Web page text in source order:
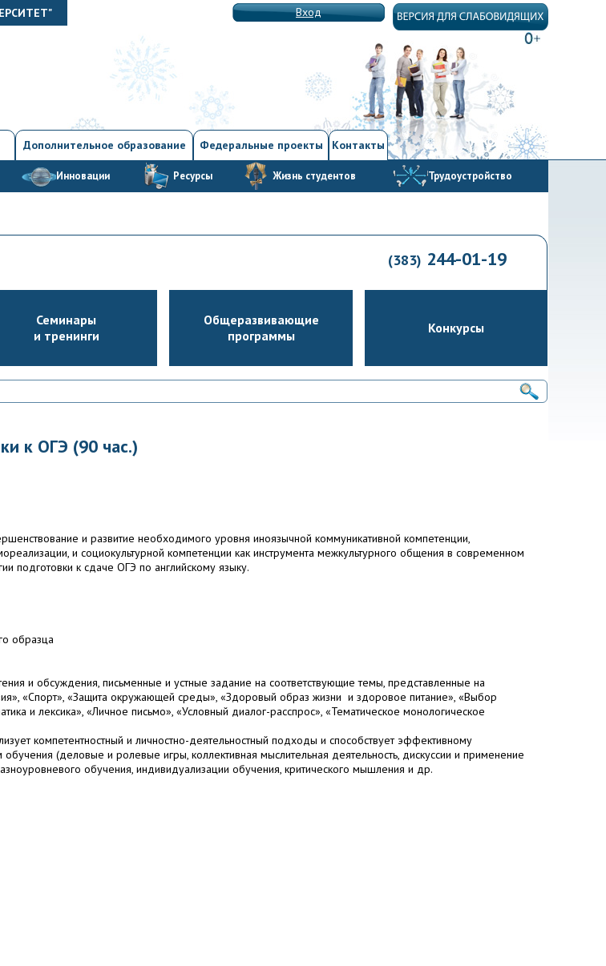
Вход
Дополнительное образование Федеральные проекты Контакты
Инновации Ресурсы Жизнь студентов Трудоустройство
(383) 244-01-19
Семинары
и тренинги
Общеразвивающие
программы
Конкурсы
к ОГЭ (90 час.)
и развитие необходимого уровня иноязычной коммуникативной компетенции,
и социокультурной компетенции как инструмента межкультурного общения в современном
подготовки к сдаче ОГЭ по английскому языку.
образца
и обсуждения, письменные и устные задание на соответствующие темы, представленные на
«Спорт», «Защита окружающей среды», «Здоровый образ жизни и здоровое питание», «Выбор
и лексика», «Личное письмо», «Условный диалог-расспрос», «Тематическое монологическое
компетентностный и личностно-деятельностный подходы и способствует эффективному
(деловые и ролевые игры, коллективная мыслительная деятельность, дискуссии и применение
обучения, индивидуализации обучения, критического мышления и др.